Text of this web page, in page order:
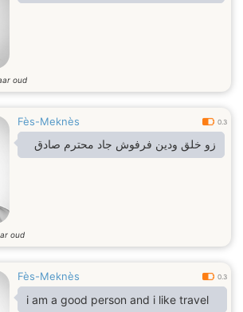
oud
Fès-Meknès 0.3
زو خلق ودين فرفوش جاد محترم صادق
oud
Fès-Meknès 0.3
i am a good person and i like travel